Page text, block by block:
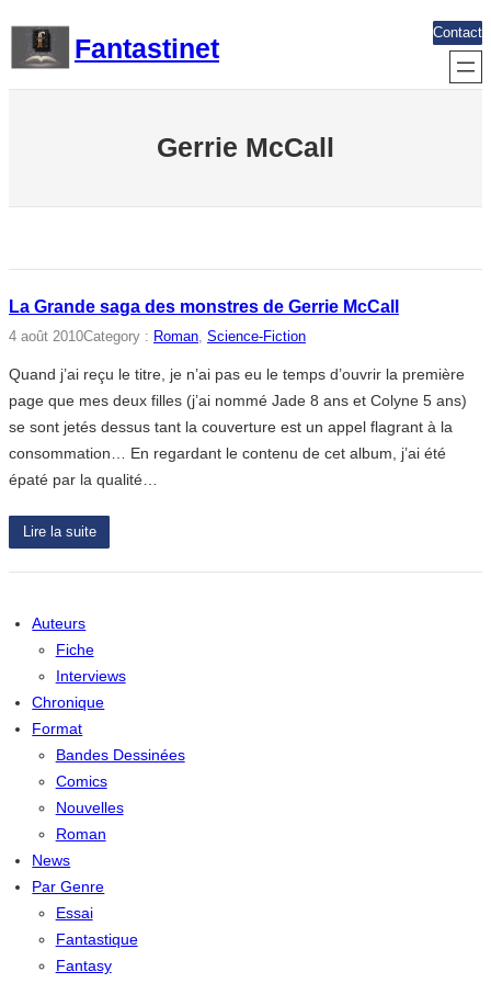
contenu
Fantastinet
Contact
Gerrie McCall
La Grande saga des monstres de Gerrie McCall
4 août 2010Category : Roman, Science-Fiction
Quand j’ai reçu le titre, je n’ai pas eu le temps d’ouvrir la première
page que mes deux filles (j’ai nommé Jade 8 ans et Colyne 5 ans)
se sont jetés dessus tant la couverture est un appel flagrant à la
consommation… En regardant le contenu de cet album, j’ai été
épaté par la qualité…
Lire la suite
Auteurs
Fiche
Interviews
Chronique
Format
Bandes Dessinées
Comics
Nouvelles
Roman
News
Par Genre
Essai
Fantastique
Fantasy